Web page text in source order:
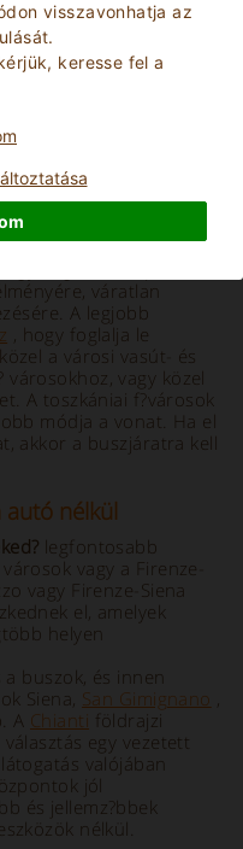
visszavonhatja az
keresse fel a
KERESÉS
meglátogatni autó
váratlan
A legjobb
, hogy foglalja le
közel a városi vasút- és
vagy közel
A toszkániai f?városok
módja a vonat. Ha el
akkor a buszjáratra kell
nélkül
legfontosabb
vagy a Firenze-
vagy Firenze-Siena
el, amelyek
helyen
buszok, és innen
Siena, San Gimignano ,
A Chianti földrajzi
egy vezetett
valójában
jól
és jellemz?bbek
nélkül.